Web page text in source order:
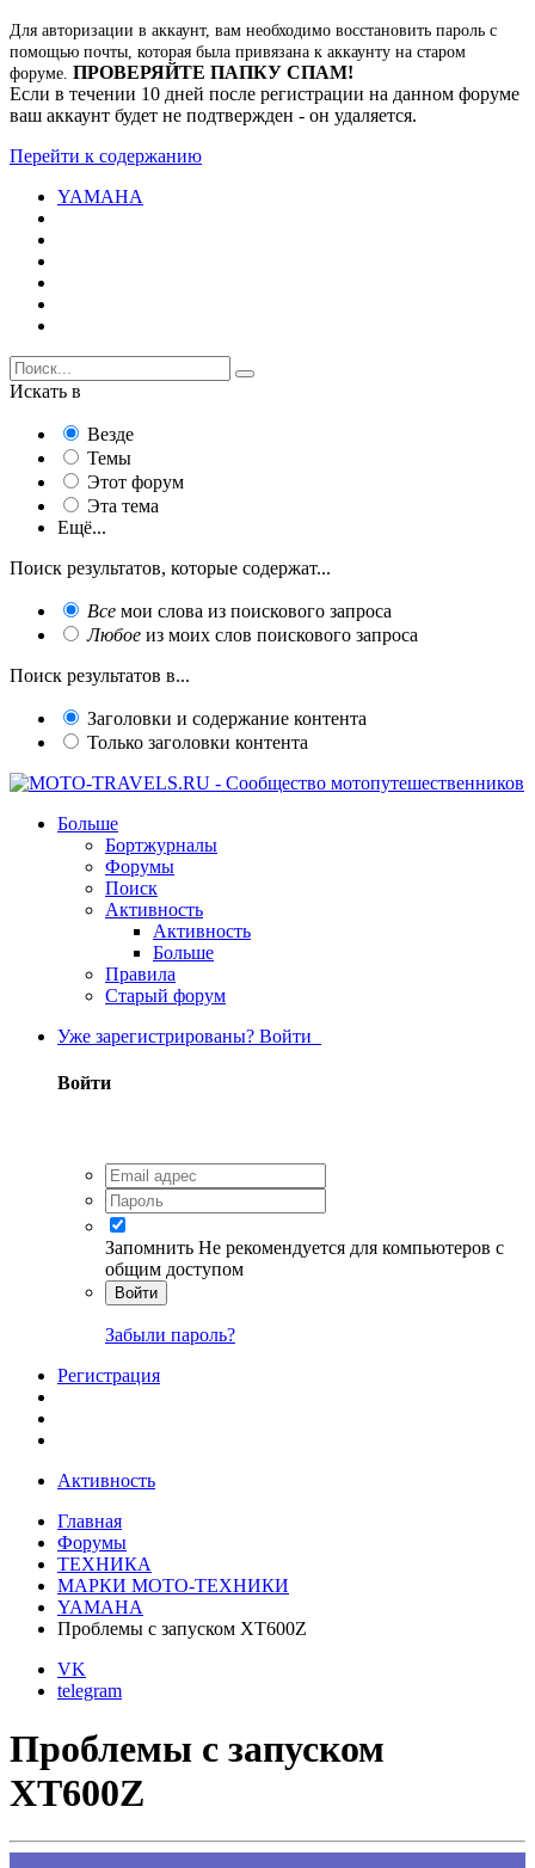
Для авторизации в аккаунт, вам необходимо восстановить пароль с
помощью почты, которая была привязана к аккаунту на старом
форуме. ПРОВЕРЯЙТЕ ПАПКУ СПАМ!
Если в течении 10 дней после регистрации на данном форуме
ваш аккаунт будет не подтвержден - он удаляется.
Перейти к содержанию
YAMAHA
Искать в
Везде
Темы
Этот форум
Эта тема
Ещё...
Поиск результатов, которые содержат...
Все мои слова из поискового запроса
Любое из моих слов поискового запроса
Поиск результатов в...
Заголовки и содержание контента
Только заголовки контента
Больше
Бортжурналы
Форумы
Поиск
Активность
Активность
Больше
Правила
Старый форум
Уже зарегистрированы? Войти
Войти
Запомнить Не рекомендуется для компьютеров с
общим доступом
Войти
Забыли пароль?
Регистрация
Активность
Главная
Форумы
ТЕХНИКА
МАРКИ МОТО-ТЕХНИКИ
YAMAHA
Проблемы с запуском XT600Z
VK
telegram
Проблемы с запуском
XT600Z